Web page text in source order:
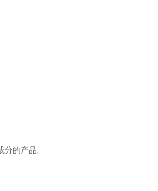
分的产品。